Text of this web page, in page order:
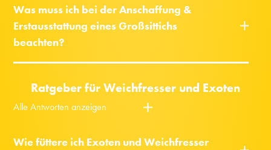
Was muss ich bei der Anschaffung &
Erstausstattung eines Großsittichs
beachten?
Ratgeber für Weichfresser und Exoten
Alle Antworten anzeigen
Wie füttere ich Exoten und Weichfresser